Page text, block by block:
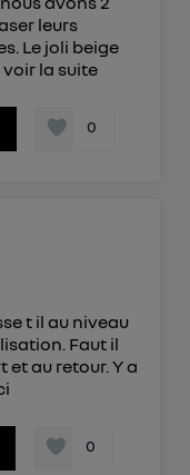
leurs
Le joli beige
voir la suite
0
t il au niveau
Faut il
au retour. Y a
0
numéro de
connexion
utilisant la
se verront
général :
du mobile.
retirer ce
bas de ce site.
consulter la
données